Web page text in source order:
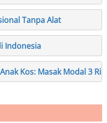
Tanpa Alat
Indonesia
Kos: Masak Modal 3